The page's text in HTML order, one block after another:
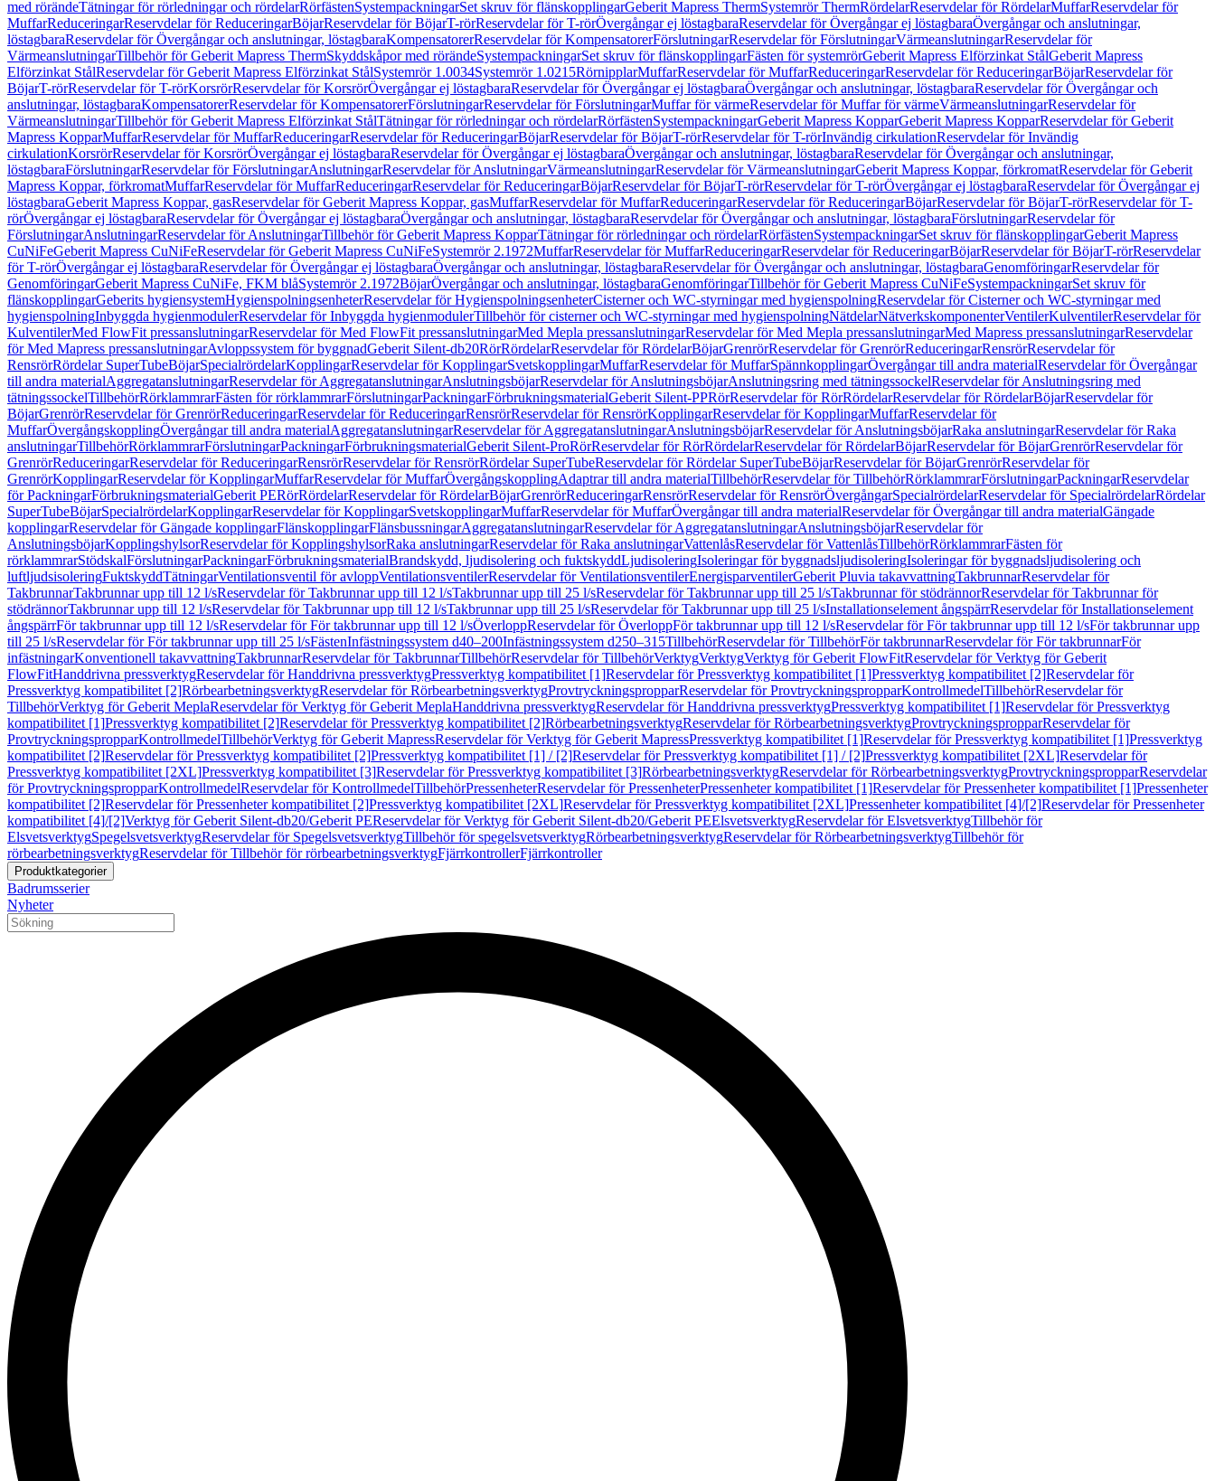
med rörändeTätningar för rörledningar och rördelarRörfästenSystempackningarSet skruv för flänskopplingarGeberit Mapress ThermSystemrör ThermRördelarReservdelar för RördelarMuffarReservdelar för
MuffarReduceringarReservdelar för ReduceringarBöjarReservdelar för BöjarT-rörReservdelar för T-rörÖvergångar ej löstagbaraReservdelar för Övergångar ej löstagbaraÖvergångar och anslutningar,
löstagbaraReservdelar för Övergångar och anslutningar, löstagbaraKompensatorerReservdelar för KompensatorerFörslutningarReservdelar för FörslutningarVärmeanslutningarReservdelar för
VärmeanslutningarTillbehör för Geberit Mapress ThermSkyddskåpor med rörändeSystempackningarSet skruv för flänskopplingarFästen för systemrörGeberit Mapress Elförzinkat StålGeberit Mapress
Elförzinkat StålReservdelar för Geberit Mapress Elförzinkat StålSystemrör 1.0034Systemrör 1.0215RörnipplarMuffarReservdelar för MuffarReduceringarReservdelar för ReduceringarBöjarReservdelar för
BöjarT-rörReservdelar för T-rörKorsrörReservdelar för KorsrörÖvergångar ej löstagbaraReservdelar för Övergångar ej löstagbaraÖvergångar och anslutningar, löstagbaraReservdelar för Övergångar och
anslutningar, löstagbaraKompensatorerReservdelar för KompensatorerFörslutningarReservdelar för FörslutningarMuffar för värmeReservdelar för Muffar för värmeVärmeanslutningarReservdelar för
VärmeanslutningarTillbehör för Geberit Mapress Elförzinkat StålTätningar för rörledningar och rördelarRörfästenSystempackningarGeberit Mapress KopparGeberit Mapress KopparReservdelar för Geberit
Mapress KopparMuffarReservdelar för MuffarReduceringarReservdelar för ReduceringarBöjarReservdelar för BöjarT-rörReservdelar för T-rörInvändig cirkulationReservdelar för Invändig
cirkulationKorsrörReservdelar för KorsrörÖvergångar ej löstagbaraReservdelar för Övergångar ej löstagbaraÖvergångar och anslutningar, löstagbaraReservdelar för Övergångar och anslutningar,
löstagbaraFörslutningarReservdelar för FörslutningarAnslutningarReservdelar för AnslutningarVärmeanslutningarReservdelar för VärmeanslutningarGeberit Mapress Koppar, förkromatReservdelar för Geberit
Mapress Koppar, förkromatMuffarReservdelar för MuffarReduceringarReservdelar för ReduceringarBöjarReservdelar för BöjarT-rörReservdelar för T-rörÖvergångar ej löstagbaraReservdelar för Övergångar ej
löstagbaraGeberit Mapress Koppar, gasReservdelar för Geberit Mapress Koppar, gasMuffarReservdelar för MuffarReduceringarReservdelar för ReduceringarBöjarReservdelar för BöjarT-rörReservdelar för T-
rörÖvergångar ej löstagbaraReservdelar för Övergångar ej löstagbaraÖvergångar och anslutningar, löstagbaraReservdelar för Övergångar och anslutningar, löstagbaraFörslutningarReservdelar för
FörslutningarAnslutningarReservdelar för AnslutningarTillbehör för Geberit Mapress KopparTätningar för rörledningar och rördelarRörfästenSystempackningarSet skruv för flänskopplingarGeberit Mapress
CuNiFeGeberit Mapress CuNiFeReservdelar för Geberit Mapress CuNiFeSystemrör 2.1972MuffarReservdelar för MuffarReduceringarReservdelar för ReduceringarBöjarReservdelar för BöjarT-rörReservdelar
för T-rörÖvergångar ej löstagbaraReservdelar för Övergångar ej löstagbaraÖvergångar och anslutningar, löstagbaraReservdelar för Övergångar och anslutningar, löstagbaraGenomföringarReservdelar för
GenomföringarGeberit Mapress CuNiFe, FKM blåSystemrör 2.1972BöjarÖvergångar och anslutningar, löstagbaraGenomföringarTillbehör för Geberit Mapress CuNiFeSystempackningarSet skruv för
flänskopplingarGeberits hygiensystemHygienspolningsenheterReservdelar för HygienspolningsenheterCisterner och WC-styrningar med hygienspolningReservdelar för Cisterner och WC-styrningar med
hygienspolningInbyggda hygienmodulerReservdelar för Inbyggda hygienmodulerTillbehör för cisterner och WC-styrningar med hygienspolningNätdelarNätverkskomponenterVentilerKulventilerReservdelar för
KulventilerMed FlowFit pressanslutningarReservdelar för Med FlowFit pressanslutningarMed Mepla pressanslutningarReservdelar för Med Mepla pressanslutningarMed Mapress pressanslutningarReservdelar
för Med Mapress pressanslutningarAvloppssystem för byggnadGeberit Silent-db20RörRördelarReservdelar för RördelarBöjarGrenrörReservdelar för GrenrörReduceringarRensrörReservdelar för
RensrörRördelar SuperTubeBöjarSpecialrördelarKopplingarReservdelar för KopplingarSvetskopplingarMuffarReservdelar för MuffarSpännkopplingarÖvergångar till andra materialReservdelar för Övergångar
till andra materialAggregatanslutningarReservdelar för AggregatanslutningarAnslutningsböjarReservdelar för AnslutningsböjarAnslutningsring med tätningssockelReservdelar för Anslutningsring med
tätningssockelTillbehörRörklammrarFästen för rörklammrarFörslutningarPackningarFörbrukningsmaterialGeberit Silent-PPRörReservdelar för RörRördelarReservdelar för RördelarBöjarReservdelar för
BöjarGrenrörReservdelar för GrenrörReduceringarReservdelar för ReduceringarRensrörReservdelar för RensrörKopplingarReservdelar för KopplingarMuffarReservdelar för
MuffarÖvergångskopplingÖvergångar till andra materialAggregatanslutningarReservdelar för AggregatanslutningarAnslutningsböjarReservdelar för AnslutningsböjarRaka anslutningarReservdelar för Raka
anslutningarTillbehörRörklammrarFörslutningarPackningarFörbrukningsmaterialGeberit Silent-ProRörReservdelar för RörRördelarReservdelar för RördelarBöjarReservdelar för BöjarGrenrörReservdelar för
GrenrörReduceringarReservdelar för ReduceringarRensrörReservdelar för RensrörRördelar SuperTubeReservdelar för Rördelar SuperTubeBöjarReservdelar för BöjarGrenrörReservdelar för
GrenrörKopplingarReservdelar för KopplingarMuffarReservdelar för MuffarÖvergångskopplingAdaptrar till andra materialTillbehörReservdelar för TillbehörRörklammrarFörslutningarPackningarReservdelar
för PackningarFörbrukningsmaterialGeberit PERörRördelarReservdelar för RördelarBöjarGrenrörReduceringarRensrörReservdelar för RensrörÖvergångarSpecialrördelarReservdelar för SpecialrördelarRördelar
SuperTubeBöjarSpecialrördelarKopplingarReservdelar för KopplingarSvetskopplingarMuffarReservdelar för MuffarÖvergångar till andra materialReservdelar för Övergångar till andra materialGängade
kopplingarReservdelar för Gängade kopplingarFlänskopplingarFlänsbussningarAggregatanslutningarReservdelar för AggregatanslutningarAnslutningsböjarReservdelar för
AnslutningsböjarKopplingshylsorReservdelar för KopplingshylsorRaka anslutningarReservdelar för Raka anslutningarVattenlåsReservdelar för VattenlåsTillbehörRörklammrarFästen för
rörklammrarStödskalFörslutningarPackningarFörbrukningsmaterialBrandskydd, ljudisolering och fuktskyddLjudisoleringIsoleringar för byggnadsljudisoleringIsoleringar för byggnadsljudisolering och
luftljudsisoleringFuktskyddTätningarVentilationsventil för avloppVentilationsventilerReservdelar för VentilationsventilerEnergisparventilerGeberit Pluvia takavvattningTakbrunnarReservdelar för
TakbrunnarTakbrunnar upp till 12 l/sReservdelar för Takbrunnar upp till 12 l/sTakbrunnar upp till 25 l/sReservdelar för Takbrunnar upp till 25 l/sTakbrunnar för stödrännorReservdelar för Takbrunnar för
stödrännorTakbrunnar upp till 12 l/sReservdelar för Takbrunnar upp till 12 l/sTakbrunnar upp till 25 l/sReservdelar för Takbrunnar upp till 25 l/sInstallationselement ångspärrReservdelar för Installationselement
ångspärrFör takbrunnar upp till 12 l/sReservdelar för För takbrunnar upp till 12 l/sÖverloppReservdelar för ÖverloppFör takbrunnar upp till 12 l/sReservdelar för För takbrunnar upp till 12 l/sFör takbrunnar upp
till 25 l/sReservdelar för För takbrunnar upp till 25 l/sFästenInfästningssystem d40–200Infästningssystem d250–315TillbehörReservdelar för TillbehörFör takbrunnarReservdelar för För takbrunnarFör
infästningarKonventionell takavvattningTakbrunnarReservdelar för TakbrunnarTillbehörReservdelar för TillbehörVerktygVerktygVerktyg för Geberit FlowFitReservdelar för Verktyg för Geberit
FlowFitHanddrivna pressverktygReservdelar för Handdrivna pressverktygPressverktyg kompatibilitet [1]Reservdelar för Pressverktyg kompatibilitet [1]Pressverktyg kompatibilitet [2]Reservdelar för
Pressverktyg kompatibilitet [2]RörbearbetningsverktygReservdelar för RörbearbetningsverktygProvtryckningspropparReservdelar för ProvtryckningspropparKontrollmedelTillbehörReservdelar för
TillbehörVerktyg för Geberit MeplaReservdelar för Verktyg för Geberit MeplaHanddrivna pressverktygReservdelar för Handdrivna pressverktygPressverktyg kompatibilitet [1]Reservdelar för Pressverktyg
kompatibilitet [1]Pressverktyg kompatibilitet [2]Reservdelar för Pressverktyg kompatibilitet [2]RörbearbetningsverktygReservdelar för RörbearbetningsverktygProvtryckningspropparReservdelar för
ProvtryckningspropparKontrollmedelTillbehörVerktyg för Geberit MapressReservdelar för Verktyg för Geberit MapressPressverktyg kompatibilitet [1]Reservdelar för Pressverktyg kompatibilitet [1]Pressverktyg
kompatibilitet [2]Reservdelar för Pressverktyg kompatibilitet [2]Pressverktyg kompatibilitet [1] / [2]Reservdelar för Pressverktyg kompatibilitet [1] / [2]Pressverktyg kompatibilitet [2XL]Reservdelar för
Pressverktyg kompatibilitet [2XL]Pressverktyg kompatibilitet [3]Reservdelar för Pressverktyg kompatibilitet [3]RörbearbetningsverktygReservdelar för RörbearbetningsverktygProvtryckningspropparReservdelar
för ProvtryckningspropparKontrollmedelReservdelar för KontrollmedelTillbehörPressenheterReservdelar för PressenheterPressenheter kompatibilitet [1]Reservdelar för Pressenheter kompatibilitet [1]Pressenheter
kompatibilitet [2]Reservdelar för Pressenheter kompatibilitet [2]Pressverktyg kompatibilitet [2XL]Reservdelar för Pressverktyg kompatibilitet [2XL]Pressenheter kompatibilitet [4]/[2]Reservdelar för Pressenheter
kompatibilitet [4]/[2]Verktyg för Geberit Silent-db20/Geberit PEReservdelar för Verktyg för Geberit Silent-db20/Geberit PEElsvetsverktygReservdelar för ElsvetsverktygTillbehör för
ElsvetsverktygSpegelsvetsverktygReservdelar för SpegelsvetsverktygTillbehör för spegelsvetsverktygRörbearbetningsverktygReservdelar för RörbearbetningsverktygTillbehör för
rörbearbetningsverktygReservdelar för Tillbehör för rörbearbetningsverktygFjärrkontrollerFjärrkontroller
Produktkategorier
Badrumsserier
Nyheter